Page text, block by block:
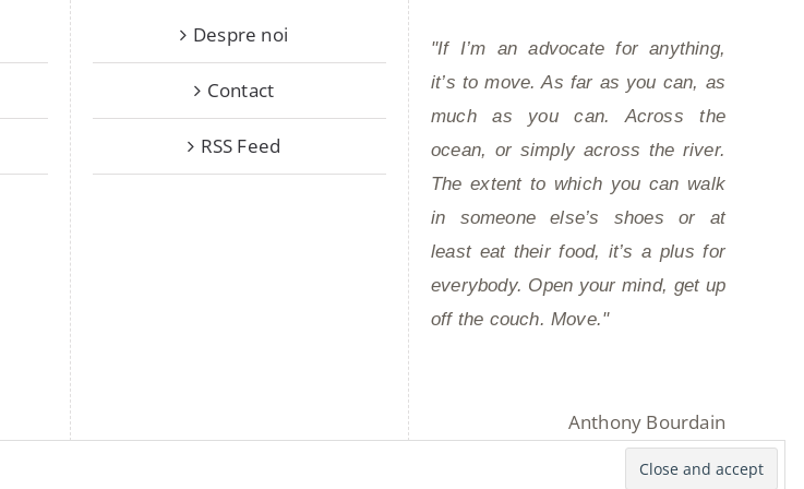
Despre noi
Contact
RSS Feed
"If I’m an advocate for anything,
it’s to move. As far as you can, as
much as you can. Across the
ocean, or simply across the river.
The extent to which you can walk
in someone else’s shoes or at
least eat their food, it’s a plus for
everybody. Open your mind, get up
off the couch. Move."
Anthony Bourdain